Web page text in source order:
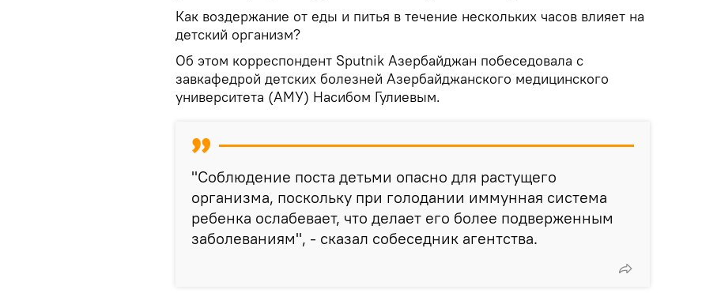
Как воздержание от еды и питья в течение нескольких часов влияет на
детский организм?
Об этом корреспондент Sputnik Азербайджан побеседовала с
завкафедрой детских болезней Азербайджанского медицинского
университета (АМУ) Насибом Гулиевым.
"Соблюдение поста детьми опасно для растущего
организма, поскольку при голодании иммунная система
ребенка ослабевает, что делает его более подверженным
заболеваниям", - сказал собеседник агентства.